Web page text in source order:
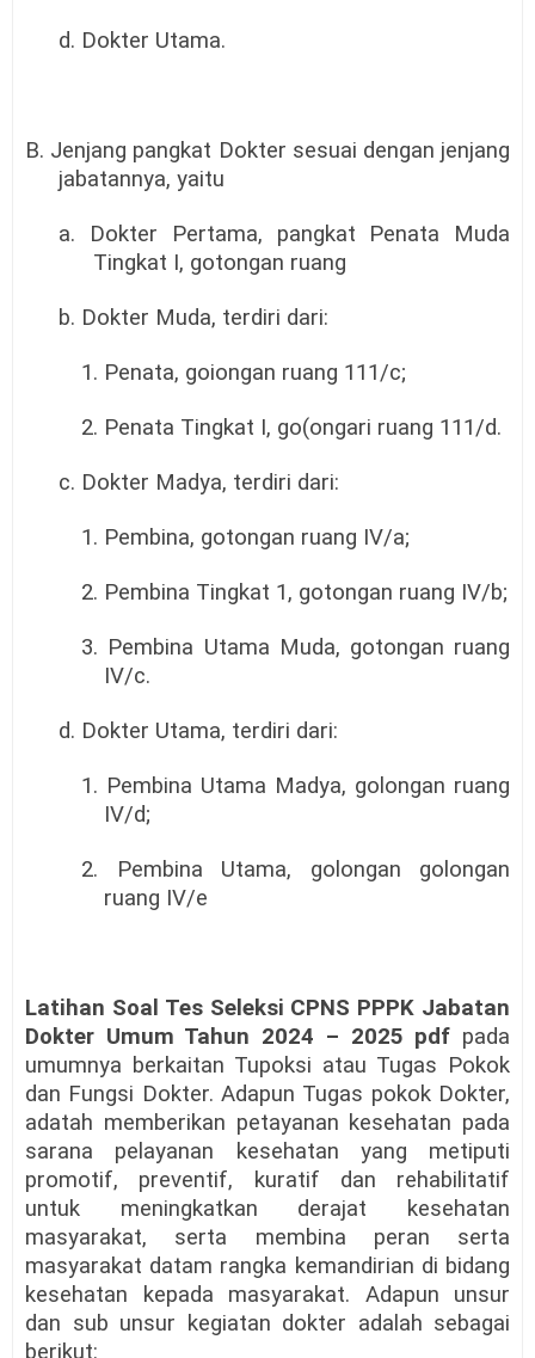
d. Dokter Utama.
B. Jenjang pangkat Dokter sesuai dengan jenjang
jabatannya, yaitu
a. Dokter Pertama, pangkat Penata Muda
Tingkat I, gotongan ruang
b. Dokter Muda, terdiri dari:
1. Penata, goiongan ruang 111/c;
2. Penata Tingkat I, go(ongari ruang 111/d.
c. Dokter Madya, terdiri dari:
1. Pembina, gotongan ruang IV/a;
2. Pembina Tingkat 1, gotongan ruang IV/b;
3. Pembina Utama Muda, gotongan ruang
IV/c.
d. Dokter Utama, terdiri dari:
1. Pembina Utama Madya, golongan ruang
IV/d;
2. Pembina Utama, golongan golongan
ruang IV/e
Latihan Soal Tes Seleksi CPNS PPPK Jabatan
Dokter Umum Tahun 2024 – 2025 pdf pada
umumnya berkaitan Tupoksi atau Tugas Pokok
dan Fungsi Dokter. Adapun Tugas pokok Dokter,
adatah memberikan petayanan kesehatan pada
sarana pelayanan kesehatan yang metiputi
promotif, preventif, kuratif dan rehabilitatif
untuk meningkatkan derajat kesehatan
masyarakat, serta membina peran serta
masyarakat datam rangka kemandirian di bidang
kesehatan kepada masyarakat. Adapun unsur
dan sub unsur kegiatan dokter adalah sebagai
berikut: